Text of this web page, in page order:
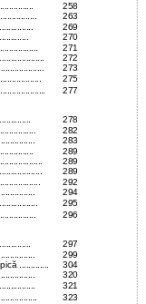
258
263
269
270
271
272
273
275
277
278
282
283
289
289
289
292
294
295
296
297
299
.............
304
320
321
323